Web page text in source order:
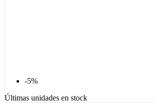
-5%
Últimas unidades en stock